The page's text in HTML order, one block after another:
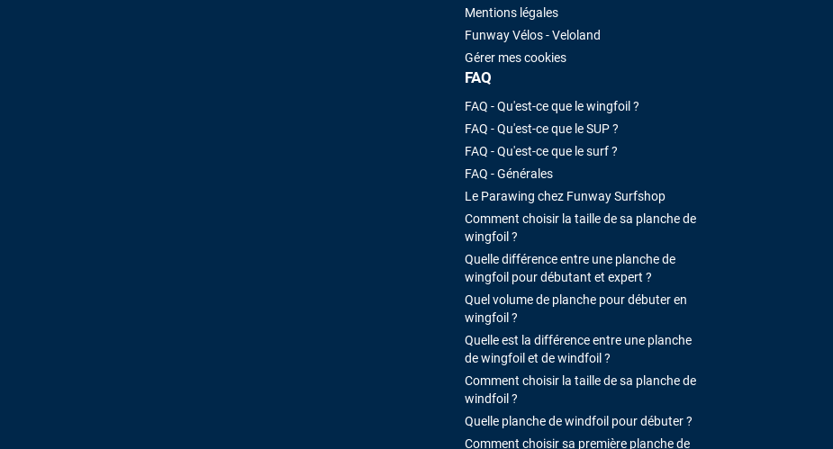
Mentions légales
Funway Vélos - Veloland
Gérer mes cookies
FAQ
FAQ - Qu'est-ce que le wingfoil ?
FAQ - Qu'est-ce que le SUP ?
FAQ - Qu'est-ce que le surf ?
FAQ - Générales
Le Parawing chez Funway Surfshop
Comment choisir la taille de sa planche de
wingfoil ?
Quelle différence entre une planche de
wingfoil pour débutant et expert ?
Quel volume de planche pour débuter en
wingfoil ?
Quelle est la différence entre une planche
de wingfoil et de windfoil ?
Comment choisir la taille de sa planche de
windfoil ?
Quelle planche de windfoil pour débuter ?
Comment choisir sa première planche de